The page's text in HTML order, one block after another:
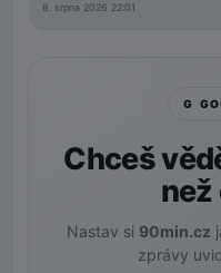
8. srpna 2026 22:01
G
Chceš
Nastav si 90min.cz
zprávy